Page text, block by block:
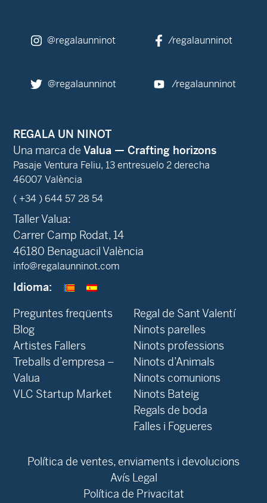
@regalaunninot /regalaunninot
@regalaunninot /regalaunninot
REGALA UN NINOT
Una marca de Valua — Crafting horizons
Pasaje Ventura Feliu, 13 entresuelo 2 derecha
46007 València
( +34 ) 644 57 28 54
Taller Valua:
Carrer Camp Rodat, 14
46180 Benaguacil València
info@regalaunninot.com
Idioma:
Preguntes freqüents
Blog
‍Artistes Fallers
Treballs d’empresa –
Valua
VLC Startup Market
Regal de Sant Valentí
Ninots parelles
Ninots professions
Ninots d’Animals
Ninots comunions
Ninots Bateig
Regals de boda
Falles i Fogueres
Política de ventes, enviaments i devolucions
Avís Legal
Política de Privacitat